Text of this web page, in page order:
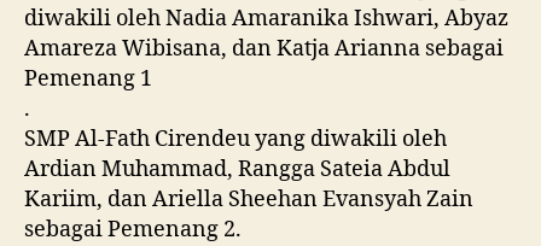
diwakili oleh Nadia Amaranika Ishwari, Abyaz
Amareza Wibisana, dan Katja Arianna sebagai
Pemenang 1
.
SMP Al-Fath Cirendeu yang diwakili oleh
Ardian Muhammad, Rangga Sateia Abdul
Kariim, dan Ariella Sheehan Evansyah Zain
sebagai Pemenang 2.